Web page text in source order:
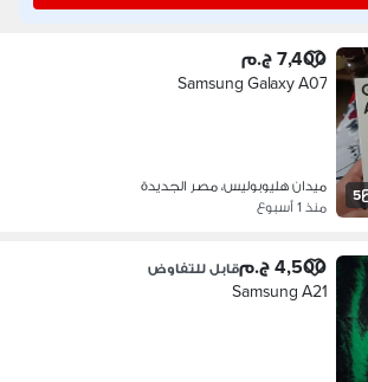
5
7,400 ج.م
Samsung Galaxy A07
ميدان هليوبوليس، مصر الجديدة
منذ 1 أسبوع
4,500 ج.م قابل للتفاوض
Samsung A21